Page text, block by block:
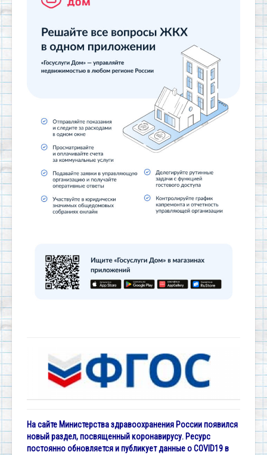
На сайте Министерства здравоохранения России появился
новый раздел, посвященный коронавирусу. Ресурс
постоянно обновляется и публикует данные о COVID19 в